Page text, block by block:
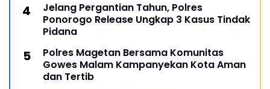
Jelang Pergantian Tahun, Polres
Ponorogo Release Ungkap 3 Kasus Tindak
Pidana
Polres Magetan Bersama Komunitas
Gowes Malam Kampanyekan Kota Aman
dan Tertib